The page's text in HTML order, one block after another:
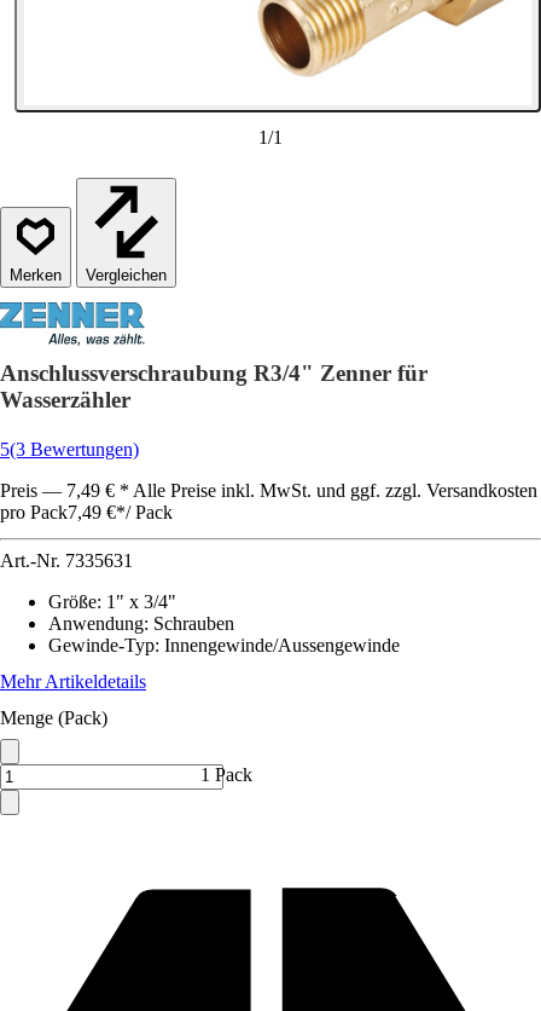
1/1
Vergleichen
Anschlussverschraubung R3/4" Zenner für
Wasserzähler
5(3 Bewertungen)
Preis — 7,49 € * Alle Preise inkl. MwSt. und ggf. zzgl. Versandkosten
pro Pack7,49 €*/ Pack
Art.-Nr. 7335631
Größe: 1" x 3/4"
Anwendung: Schrauben
Gewinde-Typ: Innengewinde/Aussengewinde
Mehr Artikeldetails
Menge (Pack)
1 Pack